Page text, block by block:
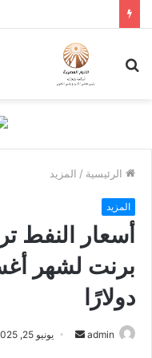
الرئيسية / المزيد
المزيد
دولارًا
admin
أرسل يونيو 25, 2025